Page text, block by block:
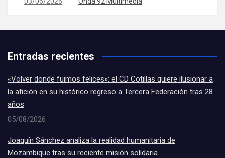
Entradas recientes
«Volver donde fuimos felices»: el CD Cotillas quiere ilusionar a
la afición en su histórico regreso a Tercera Federación tras 28
años
05/08/2026
Joaquín Sánchez analiza la realidad humanitaria de
Mozambique tras su reciente misión solidaria